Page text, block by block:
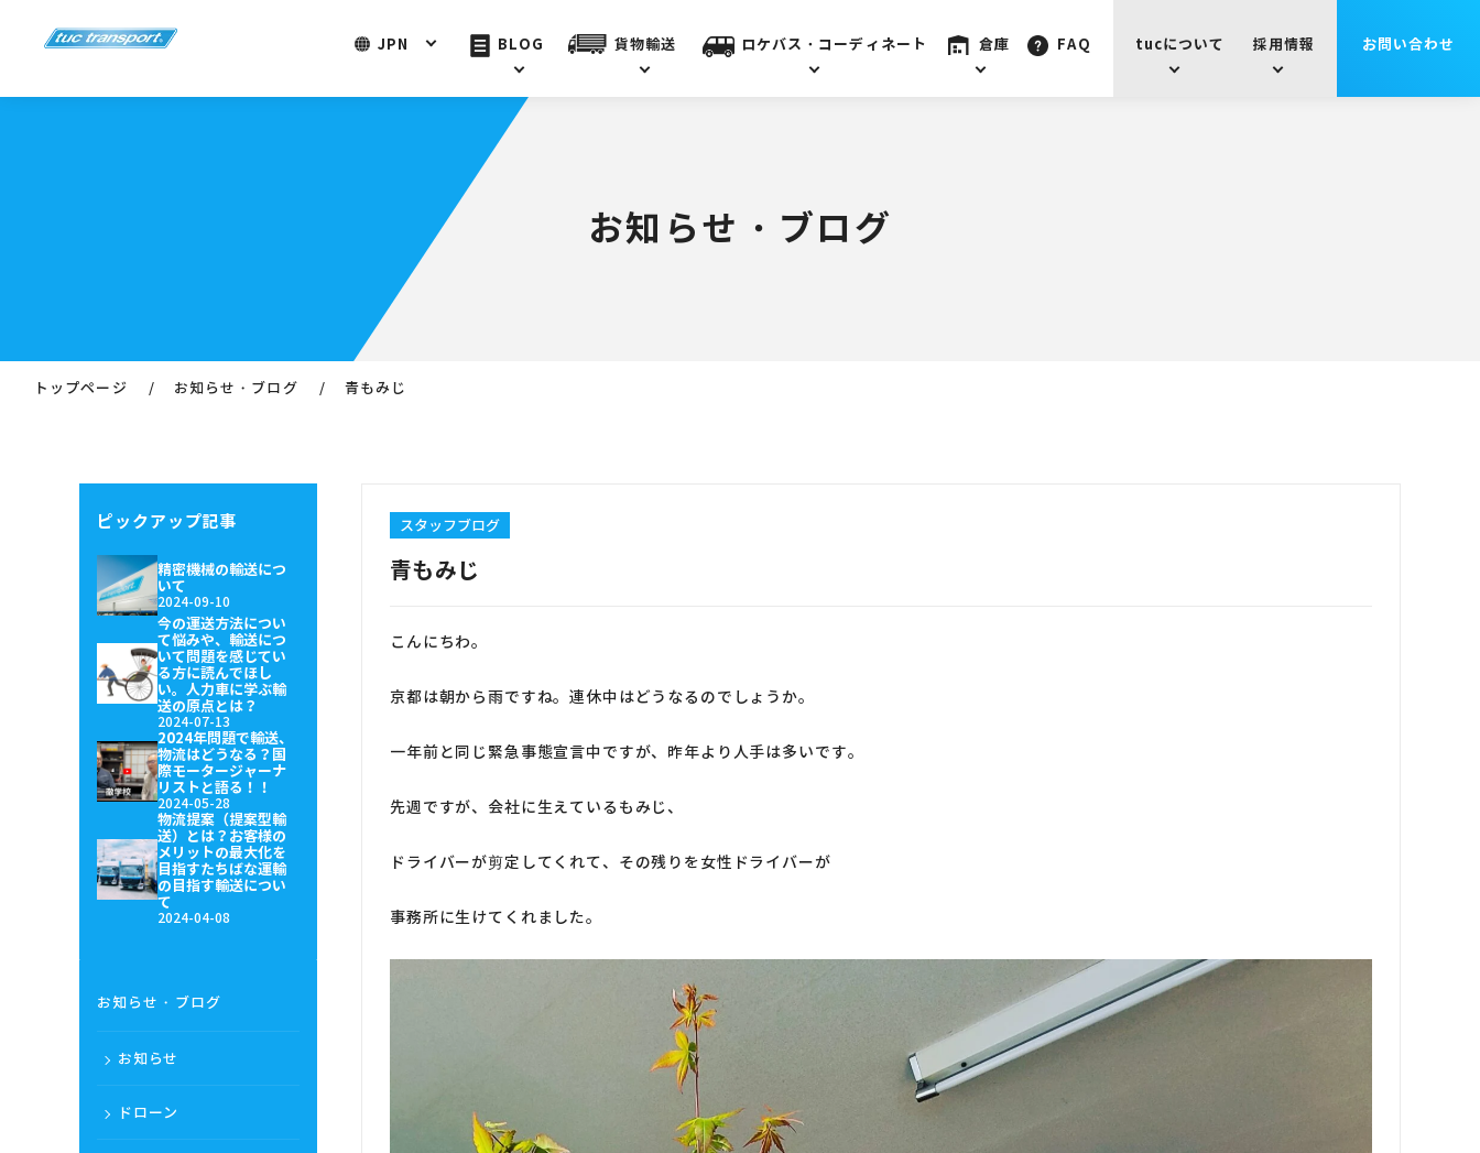
JPN BLOG 貨物輸送 ロケバス・コーディネート 倉庫 FAQ tucについて 採用情報 お問い合わせ
お知らせ・ブログ
トップページ お知らせ・ブログ 青もみじ
ピックアップ記事
精密機械の輸送につ
いて
2024-09-10
今の運送方法につい
て悩みや、輸送につ
いて問題を感じてい
る方に読んでほし
い。人力車に学ぶ輸
送の原点とは？
2024-07-13
2024年問題で輸送、
物流はどうなる？国
際モータージャーナ
リストと語る！！
2024-05-28
物流提案（提案型輸
送）とは？お客様の
メリットの最大化を
目指すたちばな運輸
の目指す輸送につい
て
2024-04-08
お知らせ・ブログ
お知らせ
ドローン
スタッフブログ
青もみじ
こんにちわ。
京都は朝から雨ですね。連休中はどうなるのでしょうか。
一年前と同じ緊急事態宣言中ですが、昨年より人手は多いです。
先週ですが、会社に生えているもみじ、
ドライバーが剪定してくれて、その残りを女性ドライバーが
事務所に生けてくれました。